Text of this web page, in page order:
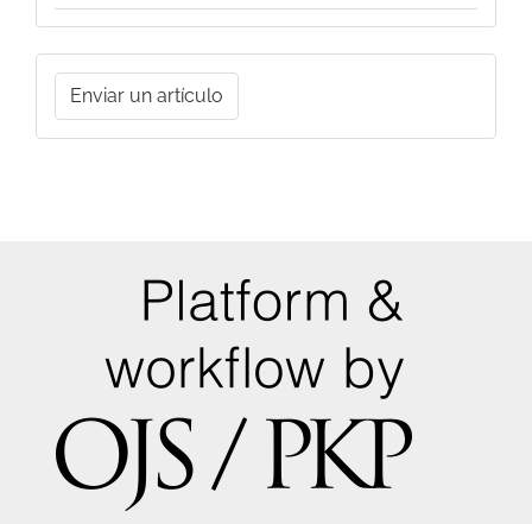
Enviar
unEnviar un artículo